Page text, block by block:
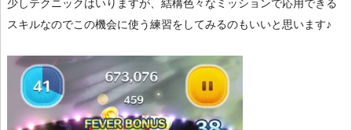
少しテクニックはいりますが、結構色々なミッションで応用できる
スキルなのでこの機会に使う練習をしてみるのもいいと思います♪